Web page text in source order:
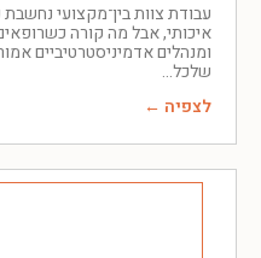
עבודת צוות בין־מקצועי
איכותי, אבל מה קורה
ומנהלים אדמיניסטרטיביים
שלכל
לצפיה ←